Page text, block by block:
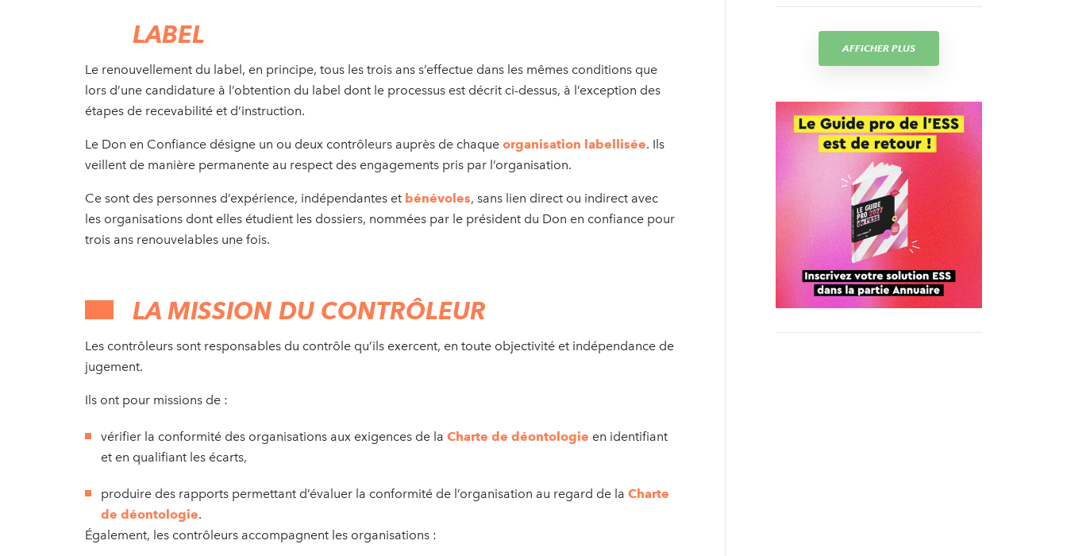
LABEL
Le renouvellement du label, en principe, tous les trois ans s’effectue dans les mêmes conditions que
lors d’une candidature à l’obtention du label dont le processus est décrit ci-dessus, à l’exception des
étapes de recevabilité et d’instruction.
Le Don en Confiance désigne un ou deux contrôleurs auprès de chaque organisation labellisée. Ils
veillent de manière permanente au respect des engagements pris par l’organisation.
Ce sont des personnes d’expérience, indépendantes et bénévoles, sans lien direct ou indirect avec
les organisations dont elles étudient les dossiers, nommées par le président du Don en confiance pour
trois ans renouvelables une fois.
LA MISSION DU CONTRÔLEUR
Les contrôleurs sont responsables du contrôle qu’ils exercent, en toute objectivité et indépendance de
jugement.
Ils ont pour missions de :
vérifier la conformité des organisations aux exigences de la Charte de déontologie en identifiant
et en qualifiant les écarts,
produire des rapports permettant d’évaluer la conformité de l’organisation au regard de la Charte
de déontologie.
Également, les contrôleurs accompagnent les organisations :
AFFICHER PLUS